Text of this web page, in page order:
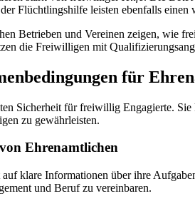
Flüchtlingshilfe leisten ebenfalls
Betrieben und Vereinen zeigen, wie
die Freiwilligen mit
für
Sicherheit für freiwillig Engagierte. Sie
zu gewährleisten.
Ehrenamtlichen
klare Informationen über ihre
und Beruf zu vereinbaren.